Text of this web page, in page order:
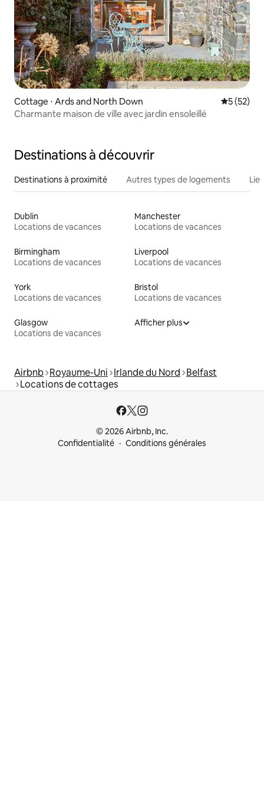
Cottage ⋅ Ards and North Down
5 (52)
Charmante maison de ville avec jardin ensoleillé
Destinations à découvrir
Destinations à proximité Autres types de logements
Dublin
Locations de vacances
Manchester
Locations de vacances
Birmingham
Locations de vacances
Liverpool
Locations de vacances
York
Locations de vacances
Bristol
Locations de vacances
Glasgow
Locations de vacances
Afficher plus
Airbnb Royaume-Uni Irlande du Nord Belfast
Locations de cottages
© 2026 Airbnb, Inc.
Confidentialité
Conditions générales